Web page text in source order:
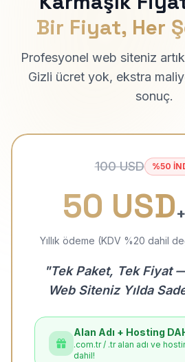
Bir Fiyat, Her
Profesyonel web siteniz
Gizli ücret yok, ekstra
sonuç.
100 USD %50
50 USD
Yıllık ödeme (KDV %20 dahil
"Tek Paket, Tek Fiyat
Web Siteniz Yılda
Alan Adı + Hosting
.com.tr / .tr alan adı ve
dahil!